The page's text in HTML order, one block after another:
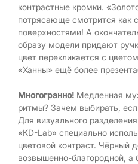
контрастные кромки.
потрясающе смотрится как
поверхностями! А
образу модели придают
цвет перекликается с
«Ханны» ещё более
Многогранно! Медленная
ритмы? Зачем выбирать,
Для визуального
«KD-Lab» специально
цветовой контраст. Чёрный
возвышенно-благородной, а